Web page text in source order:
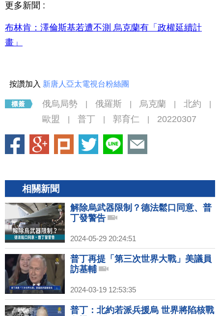
更多新聞 :
布林肯：澤倫斯基若遭不測 烏克蘭有「政權延續計
畫」
按讚加入 新唐人亞太電視台粉絲團
俄烏局勢 俄羅斯 烏克蘭 北約
歐盟 普丁 郭育仁 20220307
相關新聞
解除烏武器限制？德法鬆口同意、普
丁發警告
2024-05-29 20:24:51
普丁再提「第三次世界大戰」美議員
訪基輔
2024-03-19 12:53:35
普丁：北約若派兵援烏 世界將陷核戰